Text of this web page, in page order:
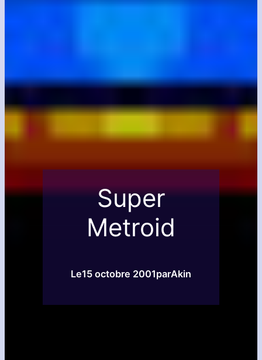
Super
Metroid
Le15 octobre 2001parAkin